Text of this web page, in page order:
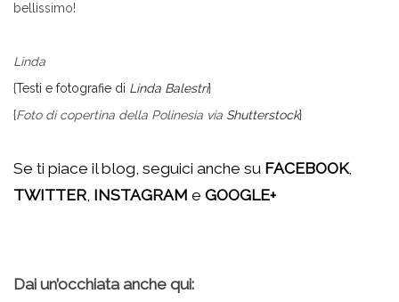
bellissimo!
Linda
{Testi e fotografie di Linda Balestri}
{Foto di copertina della Polinesia via Shutterstock}
Se ti piace il blog, seguici anche su FACEBOOK,
TWITTER, INSTAGRAM e GOOGLE+
Dai un’occhiata anche qui: